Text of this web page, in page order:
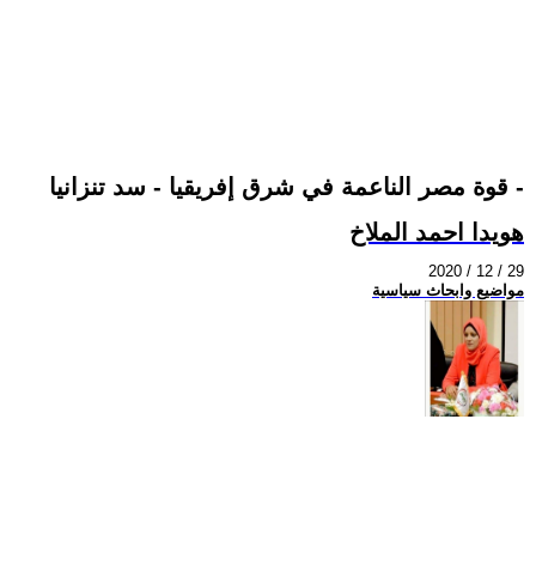
قوة مصر الناعمة في شرق إفريقيا - سد تنزانيا -
هويدا احمد الملاخ
2020 / 12 / 29
مواضيع وابحاث سياسية